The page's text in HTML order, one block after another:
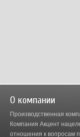
О компании
Производственная
Компания Акцент
отношения к вопросам